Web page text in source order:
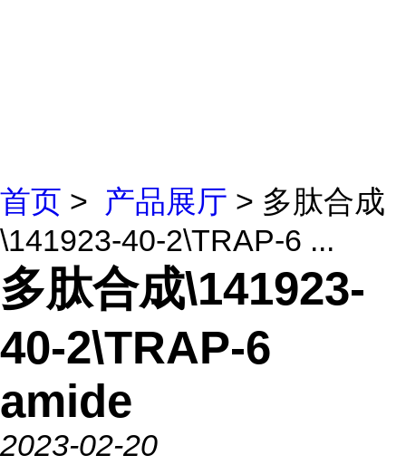
首页 > 产品展厅 > 多肽合成
\141923-40-2\TRAP-6 ...
多肽合成\141923-
40-2\TRAP-6
amide
2023-02-20